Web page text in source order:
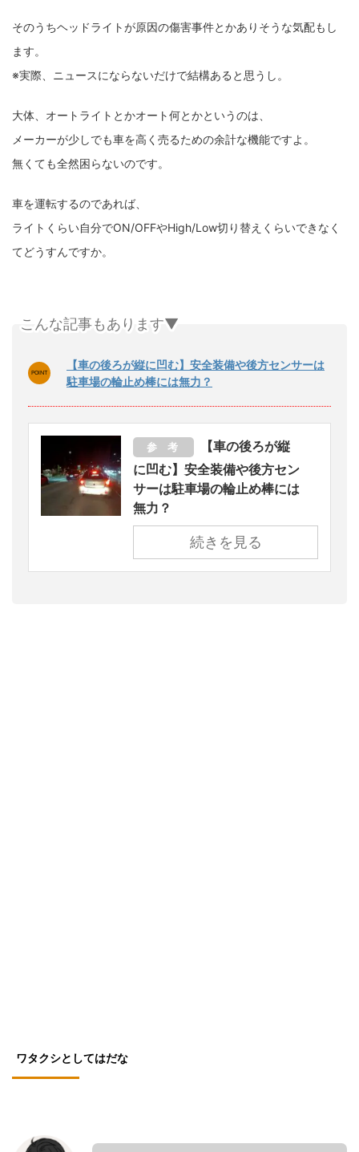
そのうちヘッドライトが原因の傷害事件とかありそうな気配もし
ます。
※実際、ニュースにならないだけで結構あると思うし。
大体、オートライトとかオート何とかというのは、
メーカーが少しでも車を高く売るための余計な機能ですよ。
無くても全然困らないのです。
車を運転するのであれば、
ライトくらい自分でON/OFFやHigh/Low切り替えくらいできなく
てどうすんですか。
こんな記事もあります▼
【車の後ろが縦に凹む】安全装備や後方センサーは
駐車場の輪止め棒には無力？
参 考
【車の後ろが縦
に凹む】安全装備や後方セン
サーは駐車場の輪止め棒には
無力？
続きを見る
ワタクシとしてはだな